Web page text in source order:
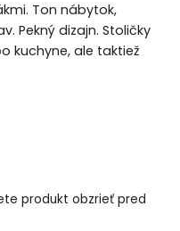
Ton nábytok,
Pekný dizajn. Stoličky
kuchyne, ale taktiež
produkt obzrieť pred